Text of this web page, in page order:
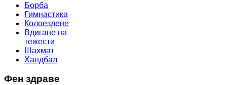
Борба
Гимнастика
Колоездене
Вдигане на
тежести
Шахмат
Хандбал
Фен здраве